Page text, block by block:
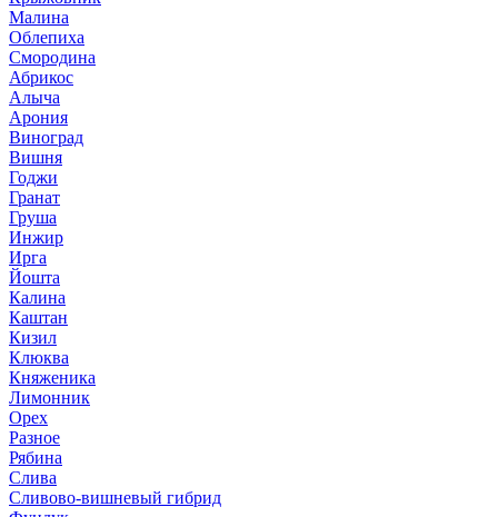
Малина
Облепиха
Смородина
Абрикос
Алыча
Арония
Виноград
Вишня
Годжи
Гранат
Груша
Инжир
Ирга
Йошта
Калина
Каштан
Кизил
Клюква
Княженика
Лимонник
Орех
Разное
Рябина
Слива
Сливово-вишневый гибрид